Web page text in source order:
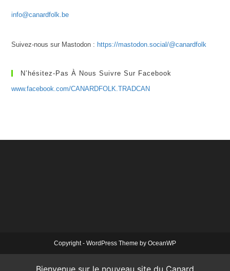
info@canardfolk.be
Suivez-nous sur Mastodon : https://mastodon.social/@canardfolk
N’hésitez-Pas À Nous Suivre Sur Facebook
www.facebook.com/CANARDFOLK.TRADCAN
Copyright - WordPress Theme by OceanWP
Bienvenue sur le nouveau site du Canard